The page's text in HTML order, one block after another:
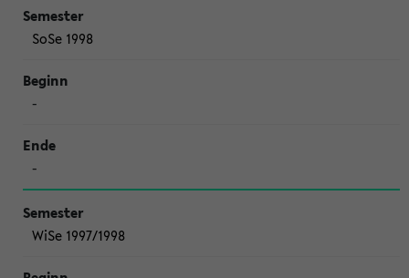
SoSe 1998
-
-
WiSe 1997/1998